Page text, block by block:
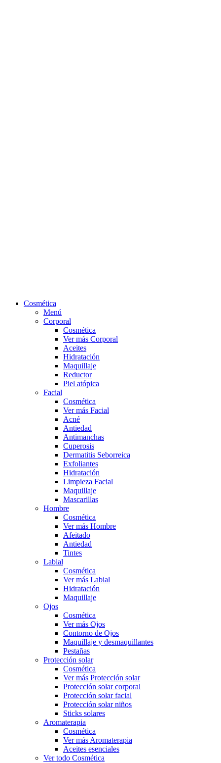
Cosmética
Menú
Corporal
Cosmética
Ver más Corporal
Aceites
Hidratación
Maquillaje
Reductor
Piel atópica
Facial
Cosmética
Ver más Facial
Acné
Antiedad
Antimanchas
Cuperosis
Dermatitis Seborreica
Exfoliantes
Hidratación
Limpieza Facial
Maquillaje
Mascarillas
Hombre
Cosmética
Ver más Hombre
Afeitado
Antiedad
Tintes
Labial
Cosmética
Ver más Labial
Hidratación
Maquillaje
Ojos
Cosmética
Ver más Ojos
Contorno de Ojos
Maquillaje y desmaquillantes
Pestañas
Protección solar
Cosmética
Ver más Protección solar
Protección solar corporal
Protección solar facial
Protección solar niños
Sticks solares
Aromaterapia
Cosmética
Ver más Aromaterapia
Aceites esenciales
Ver todo Cosmética